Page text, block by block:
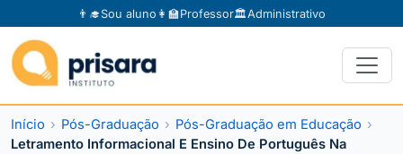
👨‍🎓Sou aluno 👩‍🏫Professor🏛️Administrativo
Início Pós-Graduação
Pós-Graduação em Educação
Letramento Informacional E Ensino De Português Na